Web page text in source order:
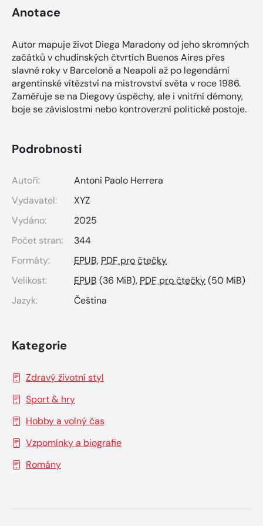
Anotace
Autor mapuje život Diega Maradony od jeho skromných
začátků v chudinských čtvrtích Buenos Aires přes
slavné roky v Barceloně a Neapoli až po legendární
argentinské vítězství na mistrovství světa v roce 1986.
Zaměřuje se na Diegovy úspěchy, ale i vnitřní démony,
boje se závislostmi nebo kontroverzní politické postoje.
Podrobnosti
Autoři:
Antoni Paolo Herrera
Vydavatel:
XYZ
Vydáno:
2025
Počet stran:
344
Formáty:
EPUB, PDF pro čtečky
Velikost:
EPUB (36 MiB), PDF pro čtečky(50 MiB)
Jazyk:
Čeština
Kategorie
Zdravý životní styl
Sport & hry
Hobby a volný čas
Vzpomínky a biografie
Romány